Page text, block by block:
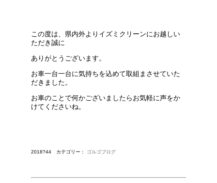
この度は、県内外よりイズミクリーンにお越しい
ただき誠に
ありがとうございます。
お車一台一台に気持ちを込めて取組まさせていた
だきました。
お車のことで何かございましたらお気軽に声をか
けてくださいね。
2018?44 カテゴリー： ゴルゴブログ